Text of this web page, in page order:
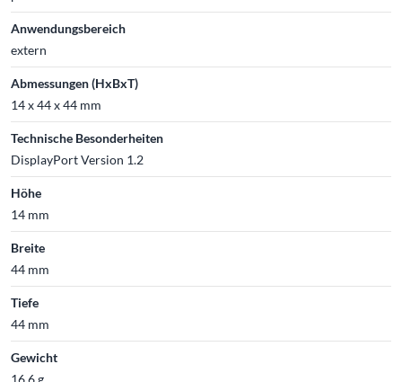
Anwendungsbereich
extern
Abmessungen (HxBxT)
14 x 44 x 44 mm
Technische Besonderheiten
DisplayPort Version 1.2
Höhe
14 mm
Breite
44 mm
Tiefe
44 mm
Gewicht
16.6 g